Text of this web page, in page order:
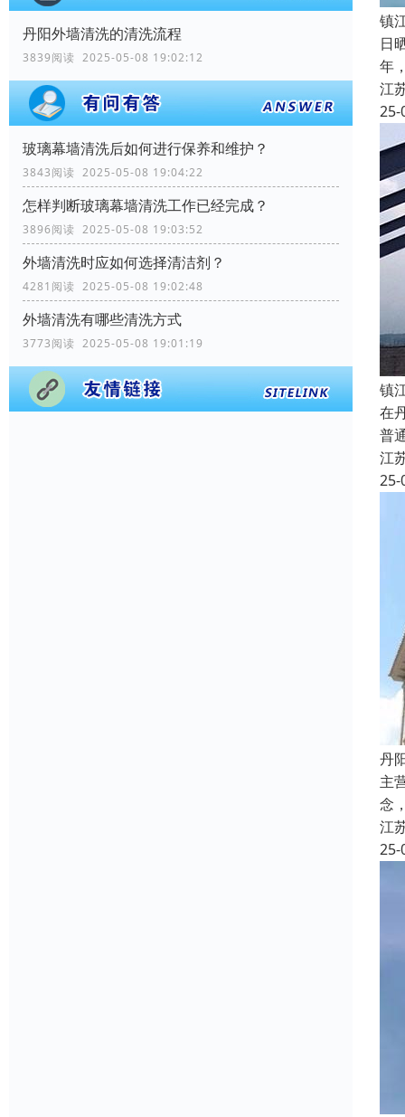
丹阳外墙清洗的清洗流程
3839阅读 2025-05-08 19:02:12
玻璃幕墙清洗后如何进行保养和维护？
3843阅读 2025-05-08 19:04:22
怎样判断玻璃幕墙清洗工作已经完成？
3896阅读 2025-05-08 19:03:52
外墙清洗时应如何选择清洁剂？
4281阅读 2025-05-08 19:02:48
外墙清洗有哪些清洗方式
3773阅读 2025-05-08 19:01:19
镇
日
年
江
25-
镇
在
普
江
25-
丹
主
念
江
25-